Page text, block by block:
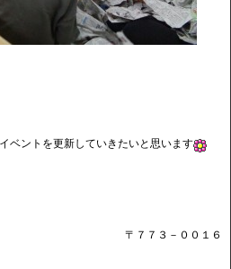
ベントを更新していきたいと思います
〒７７３－００１６